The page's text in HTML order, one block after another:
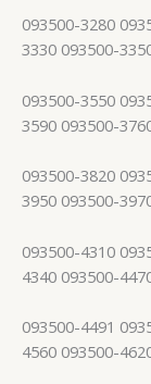
093500-3280
3330 093500-
093500-3550
3590 093500-
093500-3820
3950 093500-
093500-4310
4340 093500-
093500-4491
4560 093500-